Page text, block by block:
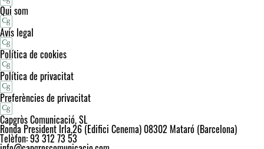
Qui som
Avís legal
Política de cookies
Política de privacitat
Preferències de privacitat
Capgròs Comunicació, SL
Ronda President Irla,26 (Edifici Cenema) 08302 Mataró (Barcelona)
Telèfon: 93 312 73 53